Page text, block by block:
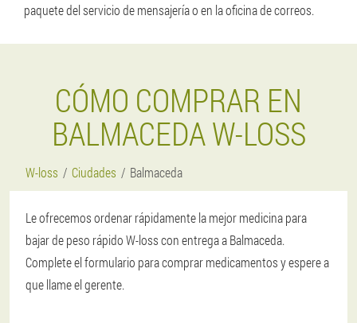
paquete del servicio de mensajería o en la oficina de correos.
CÓMO COMPRAR EN
BALMACEDA W-LOSS
W-loss Ciudades Balmaceda
Le ofrecemos ordenar rápidamente la mejor medicina para
bajar de peso rápido W-loss con entrega a Balmaceda.
Complete el formulario para comprar medicamentos y espere a
que llame el gerente.